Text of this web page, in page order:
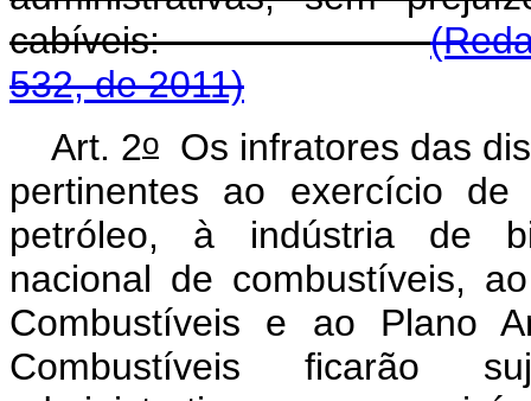
cabíveis:
532, de 2011)
Art. 2o Os infratores das
pertinentes ao exercício
petróleo, à indústria de
nacional de combustíveis,
Combustíveis e ao Plano
Combustíveis ficarão